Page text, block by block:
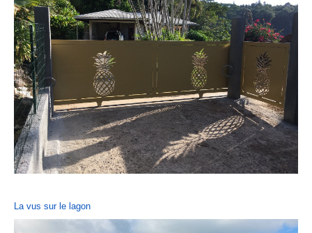
La vus sur le lagon